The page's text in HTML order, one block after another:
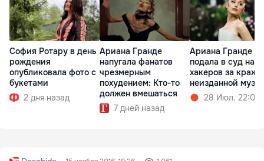
София Ротару в день
рождения
опубликовала фото с
букетами
2 дня назад
Ариана Гранде
напугала фанатов
чрезмерным
похудением: Кто-то
должен вмешаться
7 дней назад
Ариана Гранде
подала в суд на
хакеров за кражу
неизданной
28 Июл. 22:02